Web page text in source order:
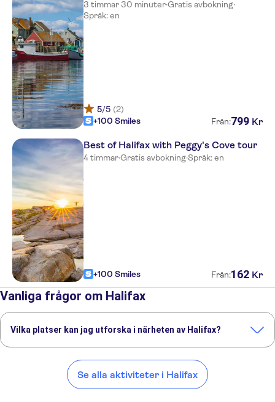
3 timmar 30 minuter·Gratis avbokning·
Språk: en
5/5 (2)
+100 Smiles
Från:799 Kr
Best of Halifax with Peggy's Cove tour
4 timmar·Gratis avbokning·Språk: en
+100 Smiles Från:162 Kr
Vanliga frågor om Halifax
Vilka platser kan jag utforska i närheten av Halifax?
Se alla aktiviteter i Halifax